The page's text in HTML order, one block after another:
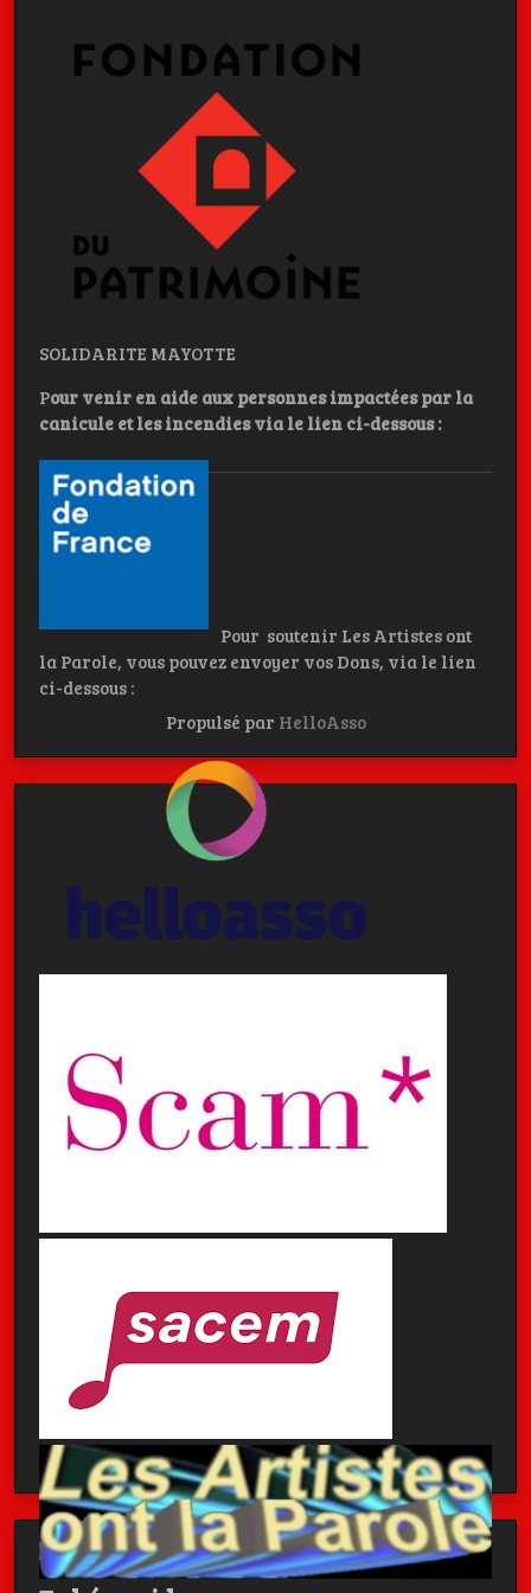
SOLIDARITE MAYOTTE
Pour venir en aide aux personnes impactées par la
canicule et les incendies via le lien ci-dessous :
Pour soutenir Les Artistes ont
la Parole, vous pouvez envoyer vos Dons, via le lien
ci-dessous :
Propulsé par HelloAsso